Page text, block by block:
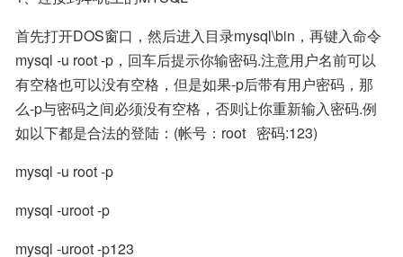
首先打开DOS窗口，然后进入目录mysql\bin，再键入命令
mysql -u root -p，回车后提示你输密码.注意用户名前可以
有空格也可以没有空格，但是如果-p后带有用户密码，那
么-p与密码之间必须没有空格，否则让你重新输入密码.例
如以下都是合法的登陆：(帐号：root   密码:123)
mysql -u root -p
mysql -uroot -p
mysql -uroot -p123